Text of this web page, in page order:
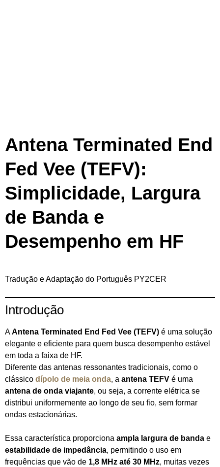
Antena Terminated End
Fed Vee (TEFV):
Simplicidade, Largura
de Banda e
Desempenho em HF
Tradução e Adaptação do Português PY2CER
Introdução
AAntena Terminated End Fed Vee (TEFV) é uma solução
elegante e eficiente para quem busca desempenho estável
em toda a faixa de HF.
Diferente das antenas ressonantes tradicionais, como o
clássico dípolo de meia onda, a antena TEFV é uma
antena de onda viajante, ou seja, a corrente elétrica se
distribui uniformemente ao longo de seu fio, sem formar
ondas estacionárias.
Essa característica proporciona ampla largura de banda e
estabilidade de impedância, permitindo o uso em
frequências que vão de 1,8 MHz até 30 MHz, muitas vezes